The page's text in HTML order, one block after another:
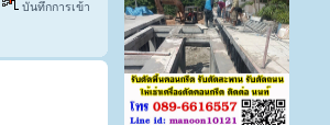
บันทึกการเข้า